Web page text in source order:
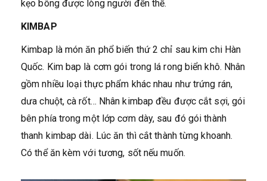
kẹo bông được lòng người đến thế.
KIMBAP
Kimbap là món ăn phổ biến thứ 2 chỉ sau kim chi Hàn
Quốc. Kim bap là cơm gói trong lá rong biển khô. Nhân
gồm nhiều loại thực phẩm khác nhau như trứng rán,
dưa chuột, cà rốt… Nhân kimbap đều được cắt sợi, gói
bên phía trong một lớp cơm dày, sau đó gói thành
thanh kimbap dài. Lúc ăn thì cắt thành từng khoanh.
Có thể ăn kèm với tương, sốt nếu muốn.